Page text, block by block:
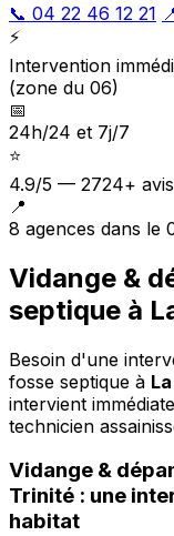
📞 04 22 46 12 21
⚡
Intervention
(zone du 06)
📅
24h/24 et 7j/7
⭐
4.9/5 — 2724+ avis
📍
8 agences dans le
Vidange &
septique à
Besoin d'une
fosse septique à
intervient
technicien
Vidange &
Trinité : une
habitat